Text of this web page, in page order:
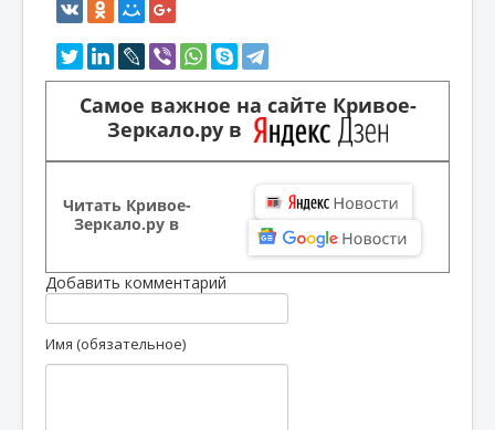
Самое важное на сайте Кривое-
Зеркало.ру в
Читать Кривое-
Зеркало.ру в
Добавить комментарий
Имя (обязательное)